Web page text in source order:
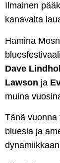
Ilmainen
kanavalta
Hamina
Dave
Lawson ja
muina
Tänä vuonna
bluesia ja